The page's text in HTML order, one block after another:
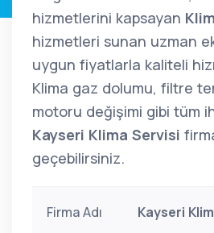
hizmetlerini kapsayan
hizmetleri sunan uzman
uygun fiyatlarla kaliteli
Klima gaz dolumu, filtre
motoru değişimi gibi tüm
Kayseri Klima Servisi
geçebilirsiniz.
Firma Adı Kayseri